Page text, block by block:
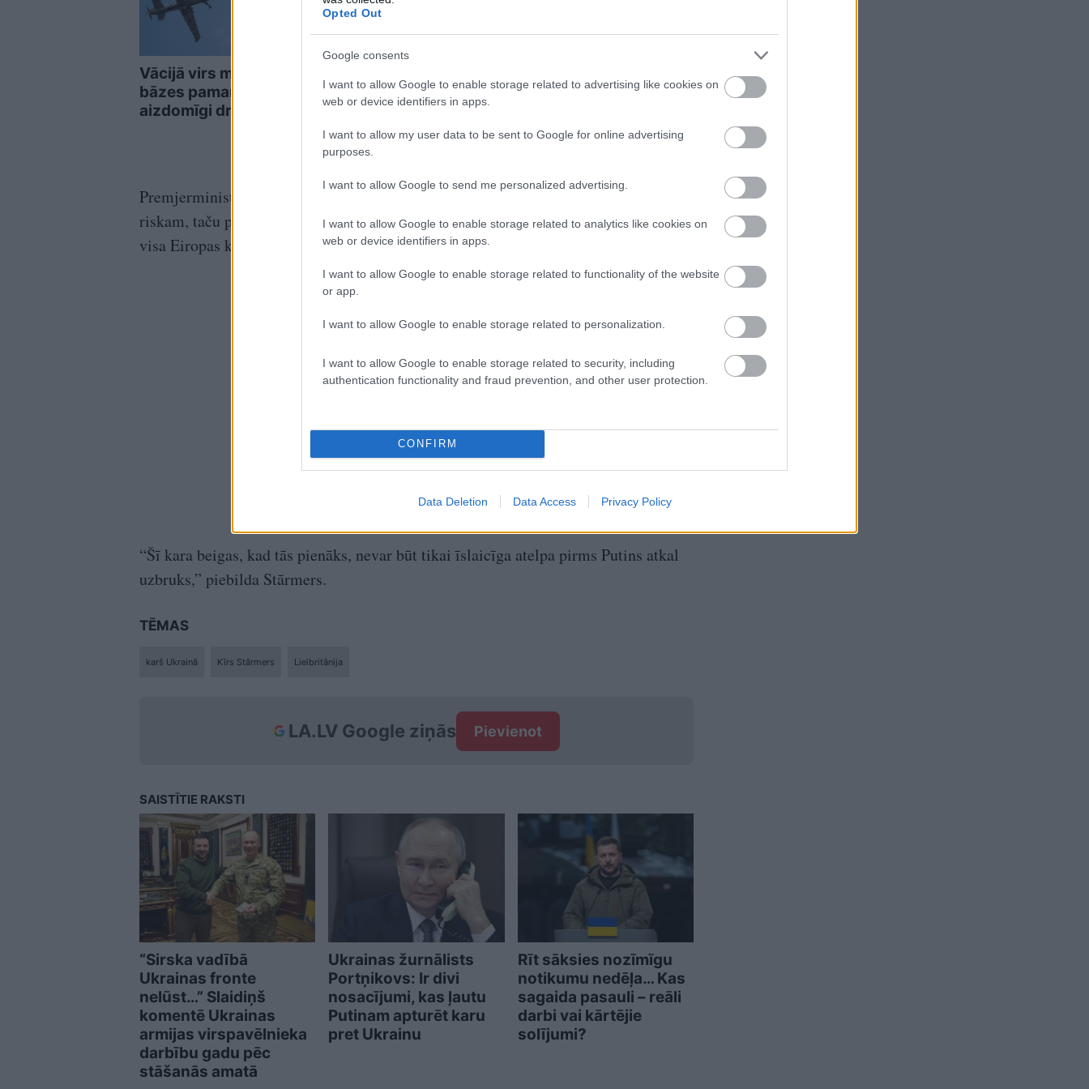
Opted Out
Google consents
I want to allow Google to enable storage related to advertising like cookies on
web or device identifiers in apps.
I want to allow my user data to be sent to Google for online advertising
purposes.
I want to allow Google to send me personalized advertising.
I want to allow Google to enable storage related to analytics like cookies on
web or device identifiers in apps.
I want to allow Google to enable storage related to functionality of the website
or app.
I want to allow Google to enable storage related to personalization.
I want to allow Google to enable storage related to security, including
authentication functionality and fraud prevention, and other user protection.
CONFIRM
Data Deletion Data Access Privacy Policy
Vācijā virs militārās
bāzes pamanīti
aizdomīgi droni
avārija – viens no
šoferiem aizbēdzis no
notikuma vietas
jūtas…” Elīna
laiku pēc dēla
Premjerministrs norādīja, ka jūt atbildību par iespējamu britu karavīru pakļaušanu
riskam, taču palīdzība Ukrainai, viņaprāt, palīdzēs stiprināt pašas Lielbritānijas un
visa Eiropas kontinenta drošību.
“Šī kara beigas, kad tās pienāks, nevar būt tikai īslaicīga atelpa pirms Putins atkal
uzbruks,” piebilda Stārmers.
TĒMAS
karš Ukrainā Kīrs Stārmers Lielbritānija
LA.LV Google ziņās Pievienot
SAISTĪTIE RAKSTI
“Sirska vadībā
Ukrainas fronte
nelūst…” Slaidiņš
komentē Ukrainas
armijas virspavēlnieka
darbību gadu pēc
stāšanās amatā
Ukrainas žurnālists
Portņikovs: Ir divi
nosacījumi, kas ļautu
Putinam apturēt karu
pret Ukrainu
Rīt sāksies nozīmīgu
notikumu nedēļa… Kas
sagaida pasauli – reāli
darbi vai kārtējie
solījumi?